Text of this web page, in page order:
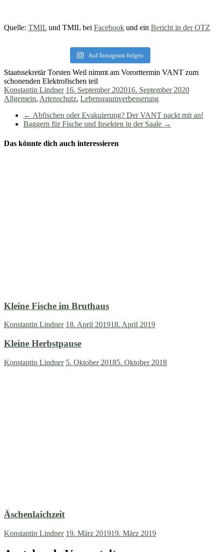
Quelle: TMIL und TMIL bei Facebook und ein Bericht in der OTZ
Auf Instagram folgen
Staatssekretär Torsten Weil nimmt am Vororttermin VANT zum
schonenden Elektrofischen teil
Konstantin Lindner 16. September 202016. September 2020
Allgemein, Artenschutz, Lebensraumverbesserung
← Abfischen oder Evakuierung? Der VANT packt mit an!
Baggern für Fische und Insekten in der Saale →
Das könnte dich auch interessieren
Kleine Fische im Bruthaus
Konstantin Lindner 18. April 201918. April 2019
Kleine Herbstpause
Konstantin Lindner 5. Oktober 20185. Oktober 2018
Äschenlaichzeit
Konstantin Lindner 19. März 201919. März 2019